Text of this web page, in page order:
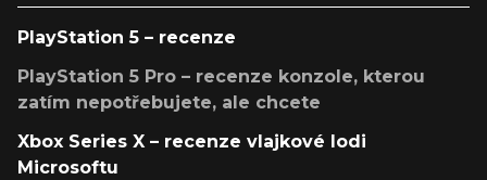
PlayStation 5 – recenze
PlayStation 5 Pro – recenze konzole, kterou
zatím nepotřebujete, ale chcete
Xbox Series X – recenze vlajkové lodi
Microsoftu